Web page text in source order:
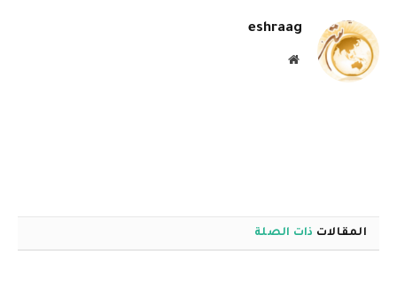
eshraag
موقع
المقالات ذات الصلة